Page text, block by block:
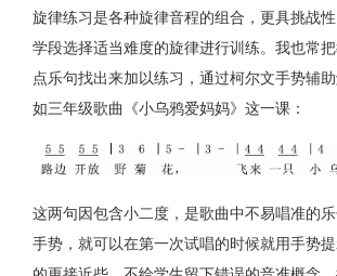
旋律练习是各种旋律音程的组合，更具挑战
学段选择适当难度的旋律进行训练。我也常
点乐句找出来加以练习，通过柯尔文手势辅
如三年级歌曲《小乌鸦爱妈妈》这一课：
这两句因包含小二度，是歌曲中不易唱准的
手势，就可以在第一次试唱的时候就用手势